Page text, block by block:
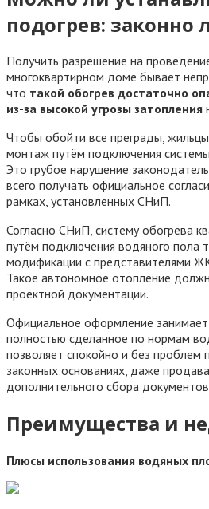
подогрев: законно
Получить разрешение на
многоквартирном доме бывает
что такой обогрев достаточно
из-за высокой угрозы затопления
Чтобы обойти все преграды,
монтаж путём подключения
Это грубое нарушение
всего получать официальное
рамках, установленных СНиП.
Согласно СНиП, систему обогрева
путём подключения водяного пола
модификации с представителями
Такое автономное отопление
проектной документации.
Официальное оформление
полностью сделанное по нормам
позволяет спокойно и без проблем
законных основаниях, даже
дополнительного сбора
Преимущества и
Плюсы использования водяных